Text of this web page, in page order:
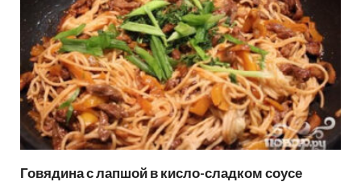
Говядина с лапшой в кисло-сладком соусе